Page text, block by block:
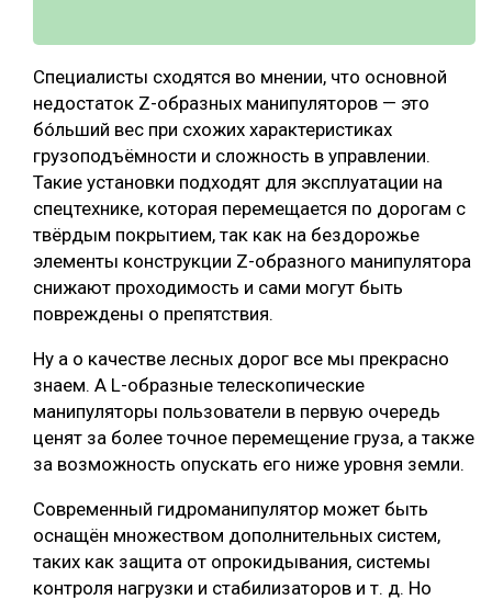
Специалисты сходятся во мнении, что основной
недостаток Z-образных манипуляторов — это
бóльший вес при схожих характеристиках
грузоподъёмности и сложность в управлении.
Такие установки подходят для эксплуатации на
спецтехнике, которая перемещается по дорогам с
твёрдым покрытием, так как на бездорожье
элементы конструкции Z-образного манипулятора
снижают проходимость и сами могут быть
повреждены о препятствия.
Ну а о качестве лесных дорог все мы прекрасно
знаем. А L-образные телескопические
манипуляторы пользователи в первую очередь
ценят за более точное перемещение груза, а также
за возможность опускать его ниже уровня земли.
Современный гидроманипулятор может быть
оснащён множеством дополнительных систем,
таких как защита от опрокидывания, системы
контроля нагрузки и стабилизаторов и т. д. Но